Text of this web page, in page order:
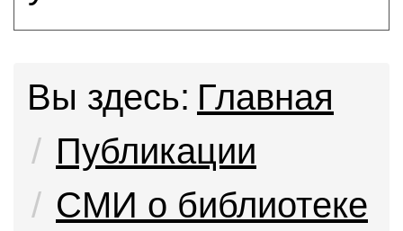
Вы здесь: Главная
Публикации
СМИ о библиотеке